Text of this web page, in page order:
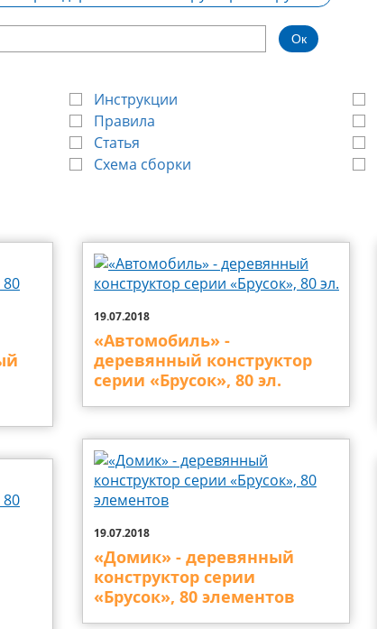
Инструкции
Правила
Статья
Схема сборки
19.07.2018
«Автомобиль» -
деревянный конструктор
серии «Брусок», 80 эл.
19.07.2018
«Домик» - деревянный
конструктор серии
«Брусок», 80 элементов